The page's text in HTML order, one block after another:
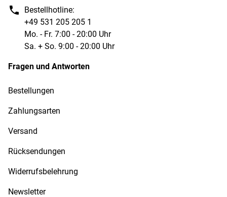
Bestellhotline:
+49 531 205 205 1
Mo. - Fr. 7:00 - 20:00 Uhr
Sa. + So. 9:00 - 20:00 Uhr
Fragen und Antworten
Bestellungen
Zahlungsarten
Versand
Rücksendungen
Widerrufsbelehrung
Newsletter